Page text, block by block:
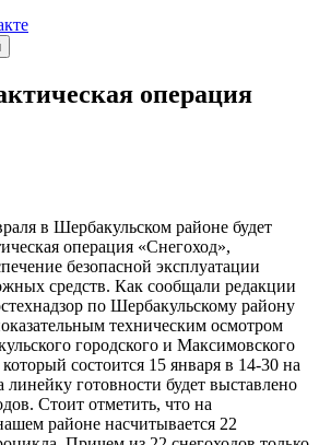
операция
в Шербакульском районе будет
операция «Снегоход»,
безопасной эксплуатации
средств. Как сообщали редакции
по Шербакульскому району
техническим осмотром
городского и Максимовского
состоится 15 января в 14-30 на
готовности будет выставлено
Стоит отметить, что на
районе насчитывается 22